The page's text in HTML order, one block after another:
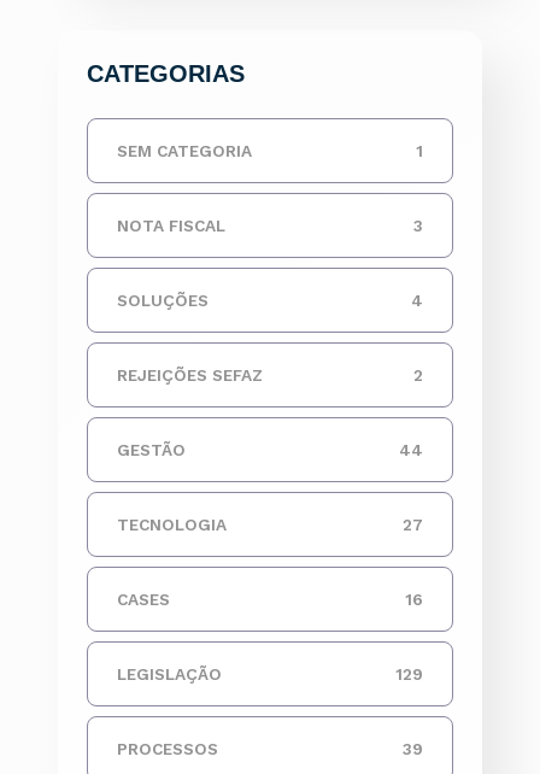
CATEGORIAS
SEM CATEGORIA 1
NOTA FISCAL 3
SOLUÇÕES 4
REJEIÇÕES SEFAZ 2
GESTÃO 44
TECNOLOGIA 27
CASES 16
LEGISLAÇÃO 129
PROCESSOS 39